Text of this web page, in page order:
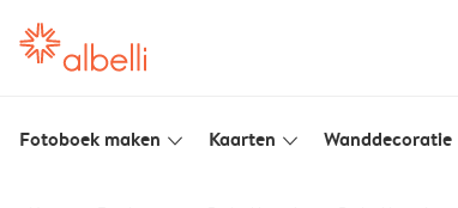
Fotoboek maken slim_arrow_down Kaarten slim_arrow_down Wanddecoratie